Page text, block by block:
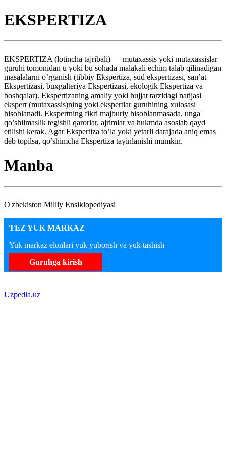
EKSPERTIZA
EKSPERTIZA (lotincha tajribali) — mutaxassis yoki mutaxassislar
guruhi tomonidan u yoki bu sohada malakali echim talab qilinadigan
masalalarni o’rganish (tibbiy Ekspertiza, sud ekspertizasi, san’at
Ekspertizasi, buxgalteriya Ekspertizasi, ekologik Ekspertiza va
boshqalar). Ekspertizaning amaliy yoki hujjat tarzidagi natijasi
ekspert (mutaxassis)ning yoki ekspertlar guruhining xulosasi
hisoblanadi. Ekspertning fikri majburiy hisoblanmasada, unga
qo’shilmaslik tegishli qarorlar, ajrimlar va hukmda asoslab qayd
etilishi kerak. Agar Ekspertiza to’la yoki yetarli darajada aniq emas
deb topilsa, qo’shimcha Ekspertiza tayinlanishi mumkin.
Manba
O'zbekiston Milliy Ensiklopediyasi
TEZ YUK MARKAZ
Yuk markaz elonlari yuk yuborish va yuk tashish
Guruhga kirish
Uzpedia.uz